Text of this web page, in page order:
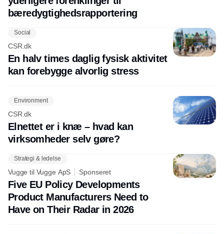
bæredygtighedsrapportering
Social
CSR.dk
En halv times daglig fysisk aktivitet
kan forebygge alvorlig stress
Environment
CSR.dk
Elnettet er i knæ – hvad kan
virksomheder selv gøre?
Strategi & ledelse
Vugge til Vugge ApS Sponseret
Five EU Policy Developments
Product Manufacturers Need to
Have on Their Radar in 2026